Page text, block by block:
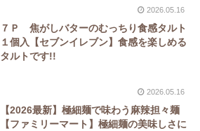
2026.05.16
７Ｐ 焦がしバターのむっちり食感タルト
１個入【セブンイレブン】食感を楽しめる
タルトです!!
2026.05.16
【2026最新】極細麺で味わう麻辣担々麺
【ファミリーマート】極細麺の美味しさに